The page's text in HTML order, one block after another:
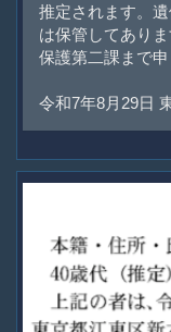
推定されます。
は保管してあり
保護第二課まで申
令和7年8月29日